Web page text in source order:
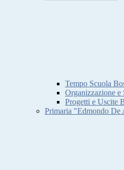
Tempo Scuola
Organizzazione e
Progetti e Uscite
Primaria "Edmondo De